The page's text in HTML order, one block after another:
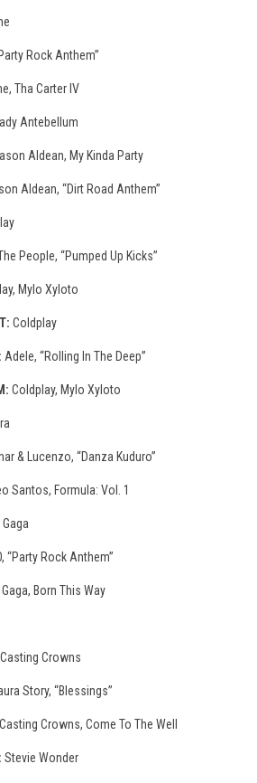
Rock Anthem”
Tha Carter IV
Antebellum
Aldean, My Kinda Party
Aldean, “Dirt Road Anthem”
People, “Pumped Up Kicks”
Mylo Xyloto
Coldplay
Adele, “Rolling In The Deep”
Coldplay, Mylo Xyloto
& Lucenzo, “Danza Kuduro”
Santos, Formula: Vol. 1
Gaga
“Party Rock Anthem”
Gaga, Born This Way
Casting Crowns
Story, “Blessings”
Casting Crowns, Come To The Well
Stevie Wonder